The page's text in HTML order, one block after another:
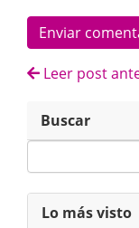
Enviar
Leer post
Buscar
Lo más visto